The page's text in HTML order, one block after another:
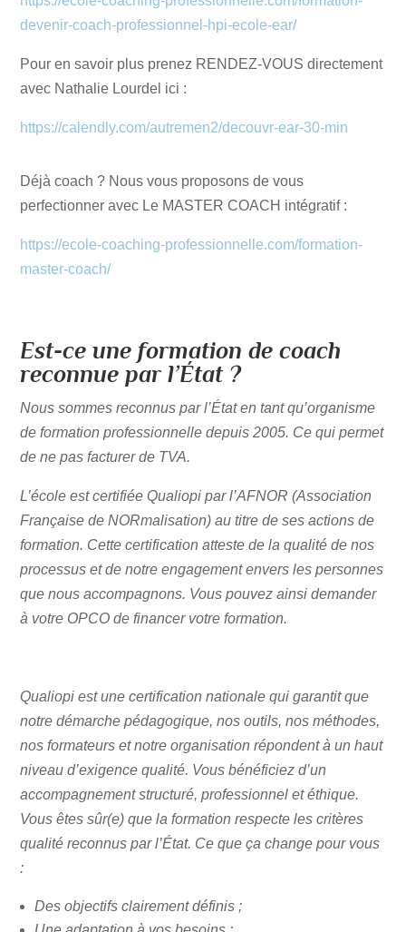
devenir-coach-professionnel-hpi-ecole-ear/
Pour en savoir plus prenez RENDEZ-VOUS directement
avec Nathalie Lourdel ici :
https://calendly.com/autremen2/decouvr-ear-30-min
Déjà coach ? Nous vous proposons de vous
perfectionner avec Le MASTER COACH intégratif :
https://ecole-coaching-professionnelle.com/formation-
master-coach/
Est-ce une formation de coach
reconnue par l’État ?
Nous sommes reconnus par l’État en tant qu’organisme
de formation professionnelle depuis 2005. Ce qui permet
de ne pas facturer de TVA.
L’école est certifiée Qualiopi par l’AFNOR (Association
Française de NORmalisation) au titre de ses actions de
formation. Cette certification atteste de la qualité de nos
processus et de notre engagement envers les personnes
que nous accompagnons. Vous pouvez ainsi demander
à votre OPCO de financer votre formation.
Qualiopi est une certification nationale qui garantit que
notre démarche pédagogique, nos outils, nos méthodes,
nos formateurs et notre organisation répondent à un haut
niveau d’exigence qualité. Vous bénéficiez d’un
accompagnement structuré, professionnel et éthique.
Vous êtes sûr(e) que la formation respecte les critères
qualité reconnus par l’État. Ce que ça change pour vous
:
Des objectifs clairement définis ;